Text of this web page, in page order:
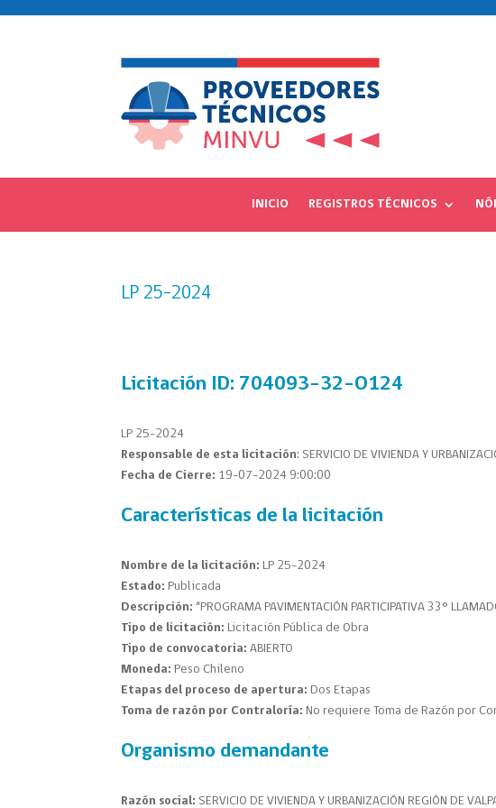
INICIO REGISTROS TÉCNICOS
LP 25-2024
Licitación ID: 704093-32-O124
LP 25-2024
Responsable de esta licitación: SERVICIO DE VIVIENDA Y
Fecha de Cierre: 19-07-2024 9:00:00
Características de la licitación
Nombre de la licitación: LP 25-2024
Estado: Publicada
Descripción: “PROGRAMA PAVIMENTACIÓN PARTICIPATIVA 33°
Tipo de licitación: Licitación Pública de Obra
Tipo de convocatoria: ABIERTO
Moneda: Peso Chileno
Etapas del proceso de apertura: Dos Etapas
Toma de razón por Contraloría: No requiere Toma de Razón por
Organismo demandante
Razón social: SERVICIO DE VIVIENDA Y URBANIZACIÓN REGIÓN DE